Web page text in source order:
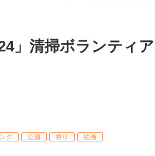
」清掃ボランティア
グ 公園 祭り 絵画